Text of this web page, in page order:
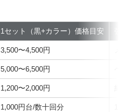
1セット（黒+カラー）価格目安
3,500〜4,500円
5,000〜6,500円
1,200〜2,000円
1,000円台/数十回分